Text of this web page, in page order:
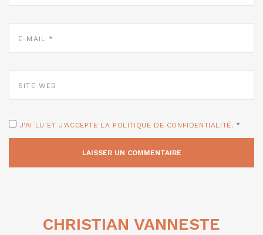
MAIL
WEB
J'AI LU ET J'ACCEPTE LA POLITIQUE DE CONFIDENTIALITÉ. *
CHRISTIAN VANNESTE